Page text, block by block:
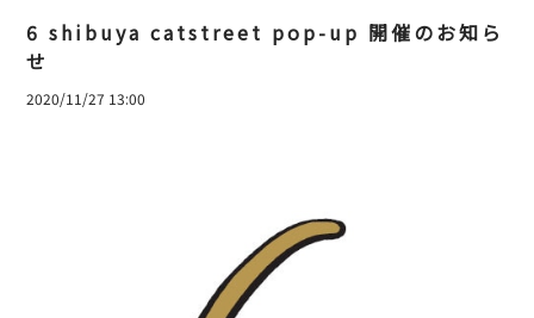
6 shibuya catstreet pop-up 開催のお知ら
せ
2020/11/27 13:00